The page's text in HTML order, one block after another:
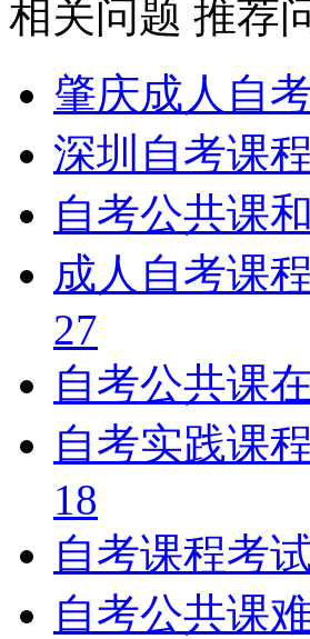
相关问题 推荐
肇庆成人自
深圳自考课
自考公共课
成人自考课
27
自考公共课
自考实践课
18
自考课程考
自考公共课